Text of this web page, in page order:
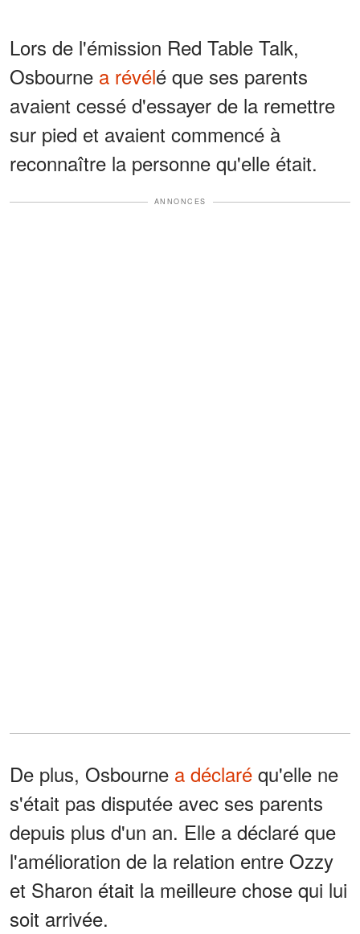
Lors de l'émission Red Table Talk,
Osbourne a révélé que ses parents
avaient cessé d'essayer de la remettre
sur pied et avaient commencé à
reconnaître la personne qu'elle était.
ANNONCES
De plus, Osbourne a déclaré qu'elle ne
s'était pas disputée avec ses parents
depuis plus d'un an. Elle a déclaré que
l'amélioration de la relation entre Ozzy
et Sharon était la meilleure chose qui lui
soit arrivée.